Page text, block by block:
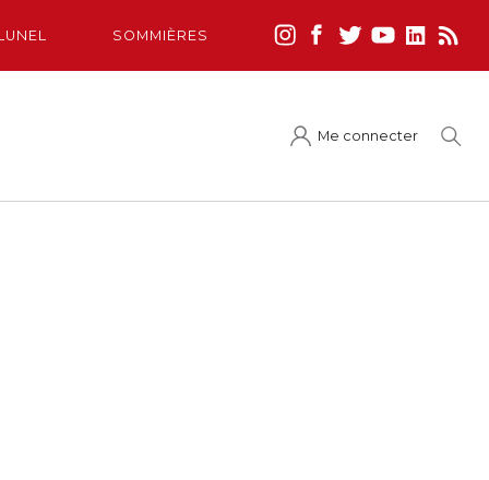
SOMMIÈRES
Me connecter